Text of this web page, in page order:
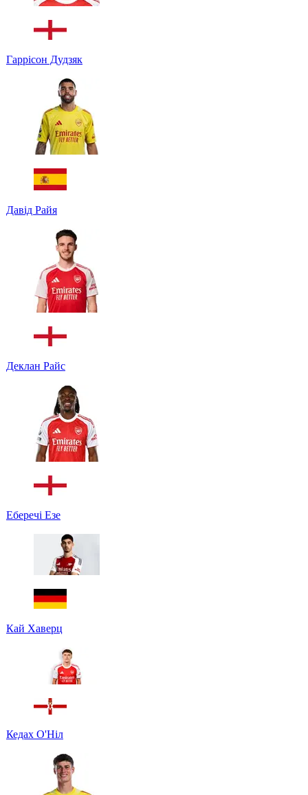
Гаррісон Дудзяк
Давід Райя
Деклан Райс
Еберечі Езе
Кай Хаверц
Кедах О'Ніл